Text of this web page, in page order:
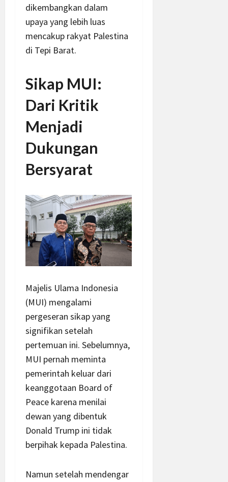
dikembangkan dalam
upaya yang lebih luas
mencakup rakyat Palestina
di Tepi Barat.
Sikap MUI:
Dari Kritik
Menjadi
Dukungan
Bersyarat
Majelis Ulama Indonesia
(MUI) mengalami
pergeseran sikap yang
signifikan setelah
pertemuan ini. Sebelumnya,
MUI pernah meminta
pemerintah keluar dari
keanggotaan Board of
Peace karena menilai
dewan yang dibentuk
Donald Trump ini tidak
berpihak kepada Palestina.
Namun setelah mendengar